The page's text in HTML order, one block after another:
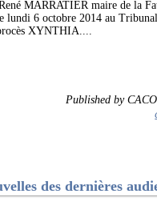
MARRATIER maire de la
6 octobre 2014 au Tribunal
XYNTHIA....
Published by CACO
des dernières